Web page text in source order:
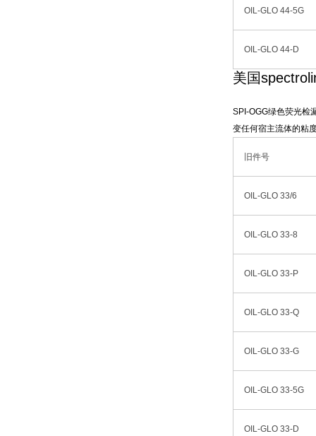
OIL-GLO 44-5G
OIL-GLO 44-D
美国
SPI-OGG绿色荧光检
变任何宿主流体的粘
旧件号
OIL-GLO 33/6
OIL-GLO 33-8
OIL-GLO 33-P
OIL-GLO 33-Q
OIL-GLO 33-G
OIL-GLO 33-5G
OIL-GLO 33-D